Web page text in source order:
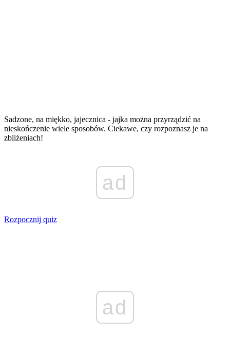
Sadzone, na miękko, jajecznica - jajka można przyrządzić na
nieskończenie wiele sposobów. Ciekawe, czy rozpoznasz je na
zbliżeniach!
ad
Rozpocznij quiz
ad